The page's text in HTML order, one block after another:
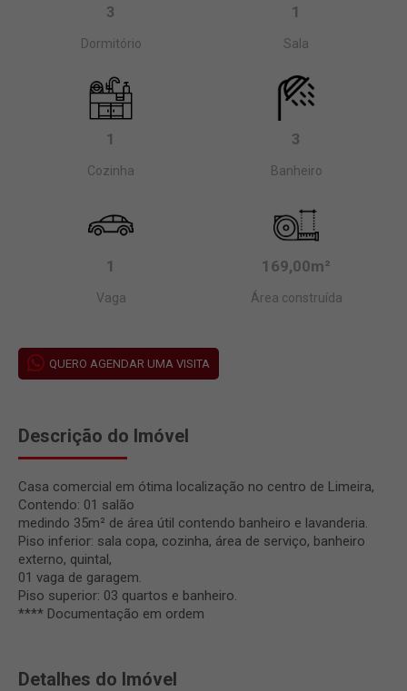
3
Dormitório
1
Sala
1
Cozinha
3
Banheiro
1
Vaga
169,00m²
Área construída
QUERO AGENDAR UMA VISITA
Descrição do Imóvel
Casa comercial em ótima localização no centro de Limeira,
Contendo: 01 salão
medindo 35m² de área útil contendo banheiro e lavanderia.
Piso inferior: sala copa, cozinha, área de serviço, banheiro
externo, quintal,
01 vaga de garagem.
Piso superior: 03 quartos e banheiro.
**** Documentação em ordem
Detalhes do Imóvel